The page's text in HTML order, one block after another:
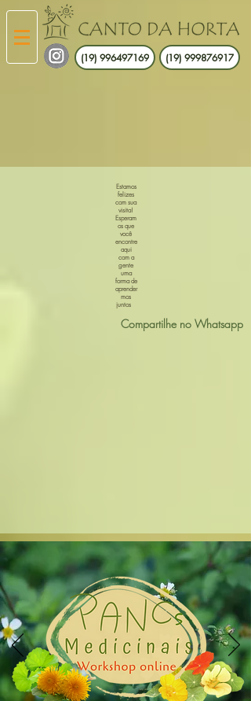
(19) 996497169 (19) 999876917
Estamos
felizes
com sua
visita!
Esperam
os que
você
encontre
aqui
com a
gente
uma
forma de
aprender
mos
juntos
Compartilhe no Whatsapp